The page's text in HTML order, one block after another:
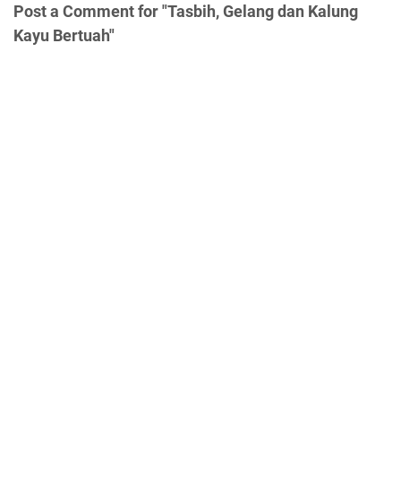
Post a Comment for "Tasbih, Gelang dan Kalung
Kayu Bertuah"